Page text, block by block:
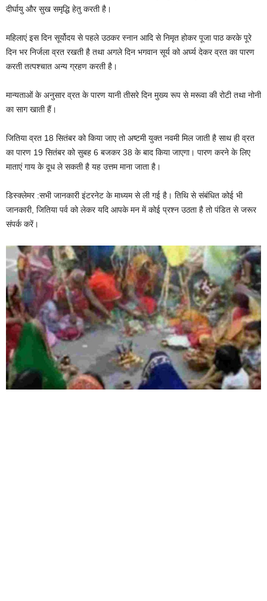
दीर्घायु और सुख समृद्धि हेतु करती है।
महिलाएं इस दिन सूर्योदय से पहले उठकर स्नान आदि से निमृत होकर पूजा पाठ करके पूरे
दिन भर निर्जला व्रत रखती है तथा अगले दिन भगवान सूर्य को अर्घ्य देकर व्रत का पारण
करती तत्पश्चात अन्य ग्रहण करती है।
मान्यताओं के अनुसार व्रत के पारण यानी तीसरे दिन मुख्य रूप से मरूवा की रोटी तथा नोनी
का साग खाती हैं।
जितिया व्रत 18 सितंबर को किया जाए तो अष्टमी युक्त नवमी मिल जाती है साथ ही व्रत
का पारण 19 सितंबर को सुबह 6 बजकर 38 के बाद किया जाएगा। पारण करने के लिए
माताएं गाय के दूध ले सकती है यह उत्तम माना जाता है।
डिस्क्लेमर :सभी जानकारी इंटरनेट के माध्यम से ली गई है। तिथि से संबंधित कोई भी
जानकारी, जितिया पर्व को लेकर यदि आपके मन में कोई प्रश्न उठता है तो पंडित से जरूर
संपर्क करें।